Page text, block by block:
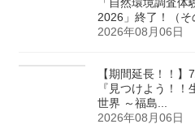
2026」終了！（そ
2026年08月06日
【期間延長！！
『見つけよう！
世界 ～福島...
2026年08月06日